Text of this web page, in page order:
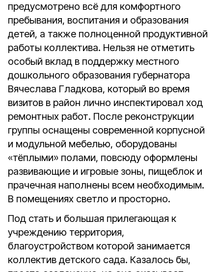
предусмотрено всё для комфортного
пребывания, воспитания и образования
детей, а также полноценной продуктивной
работы коллектива. Нельзя не отметить
особый вклад в поддержку местного
дошкольного образования губернатора
Вячеслава Гладкова, который во время
визитов в район лично инспектировал ход
ремонтных работ. После реконструкции
группы оснащены современной корпусной
и модульной мебелью, оборудованы
«тёплыми» полами, повсюду оформлены
развивающие и игровые зоны, пищеблок и
прачечная наполнены всем необходимым.
В помещениях светло и просторно.
Под стать и большая прилегающая к
учреждению территория,
благоустройством которой занимается
коллектив детского сада. Казалось бы,